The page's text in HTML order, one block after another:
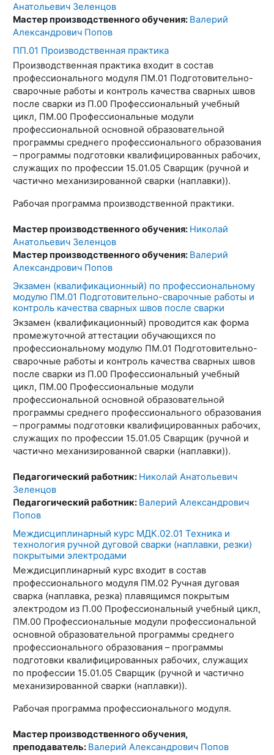
Анатольевич Зеленцов
Мастер производственного обучения: Валерий
Александрович Попов
ПП.01 Производственная практика
Производственная практика входит в состав
профессионального модуля ПМ.01 Подготовительно-
сварочные работы и контроль качества сварных швов
после сварки из П.00 Профессиональный учебный
цикл, ПМ.00 Профессиональные модули
профессиональной основной образовательной
программы среднего профессионального образования
– программы подготовки квалифицированных рабочих,
служащих по профессии 15.01.05 Сварщик (ручной и
частично механизированной сварки (наплавки)).
Рабочая программа производственной практики.
Мастер производственного обучения: Николай
Анатольевич Зеленцов
Мастер производственного обучения: Валерий
Александрович Попов
Экзамен (квалификационный) по профессиональному
модулю ПМ.01 Подготовительно-сварочные работы и
контроль качества сварных швов после сварки
Экзамен (квалификационный) проводится как форма
промежуточной аттестации обучающихся по
профессиональному модулю ПМ.01 Подготовительно-
сварочные работы и контроль качества сварных швов
после сварки из П.00 Профессиональный учебный
цикл, ПМ.00 Профессиональные модули
профессиональной основной образовательной
программы среднего профессионального образования
– программы подготовки квалифицированных рабочих,
служащих по профессии 15.01.05 Сварщик (ручной и
частично механизированной сварки (наплавки)).
Педагогический работник: Николай Анатольевич
Зеленцов
Педагогический работник: Валерий Александрович
Попов
Междисциплинарный курс МДК.02.01 Техника и
технология ручной дуговой сварки (наплавки, резки)
покрытыми электродами
Междисциплинарный курс входит в состав
профессионального модуля ПМ.02 Ручная дуговая
сварка (наплавка, резка) плавящимся покрытым
электродом из П.00 Профессиональный учебный цикл,
ПМ.00 Профессиональные модули профессиональной
основной образовательной программы среднего
профессионального образования – программы
подготовки квалифицированных рабочих, служащих
по профессии 15.01.05 Сварщик (ручной и частично
механизированной сварки (наплавки)).
Рабочая программа профессионального модуля.
Мастер производственного обучения,
преподаватель: Валерий Александрович Попов